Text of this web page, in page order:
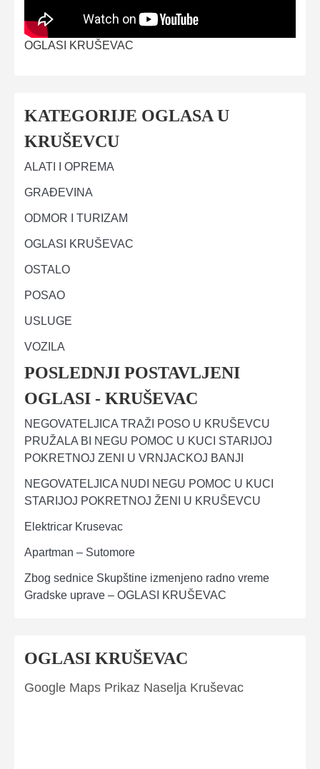
OGLASI KRUŠEVAC
KATEGORIJE OGLASA U
KRUŠEVCU
ALATI I OPREMA
GRAĐEVINA
ODMOR I TURIZAM
OGLASI KRUŠEVAC
OSTALO
POSAO
USLUGE
VOZILA
POSLEDNJI POSTAVLJENI
OGLASI - KRUŠEVAC
NEGOVATELJICA TRAŽI POSO U KRUŠEVCU
PRUŽALA BI NEGU POMOC U KUCI STARIJOJ
POKRETNOJ ZENI U VRNJACKOJ BANJI
NEGOVATELJICA NUDI NEGU POMOC U KUCI
STARIJOJ POKRETNOJ ŽENI U KRUŠEVCU
Elektricar Krusevac
Apartman – Sutomore
Zbog sednice Skupštine izmenjeno radno vreme
Gradske uprave – OGLASI KRUŠEVAC
OGLASI KRUŠEVAC
Google Maps Prikaz Naselja Kruševac